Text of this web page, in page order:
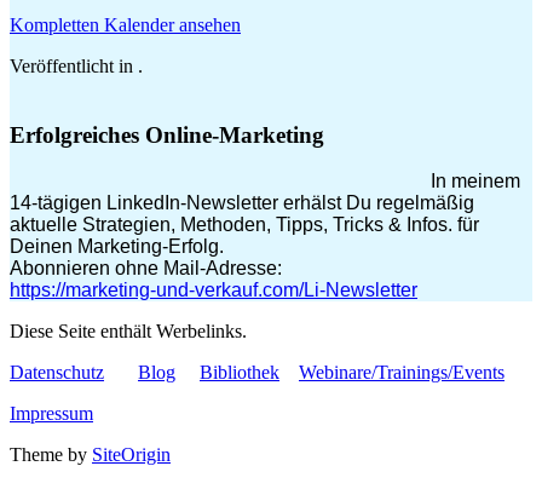
Kompletten Kalender ansehen
Veröffentlicht in .
Erfolgreiches Online-Marketing
In meinem
14-tägigen LinkedIn-Newsletter erhälst Du regelmäßig
aktuelle Strategien, Methoden, Tipps, Tricks & Infos. für
Deinen Marketing-Erfolg.
Abonnieren ohne Mail-Adresse:
https://marketing-und-verkauf.com/Li-Newsletter
Diese Seite enthält Werbelinks.
Datenschutz
Blog Bibliothek
Webinare/Trainings/Events
Impressum
Theme by SiteOrigin